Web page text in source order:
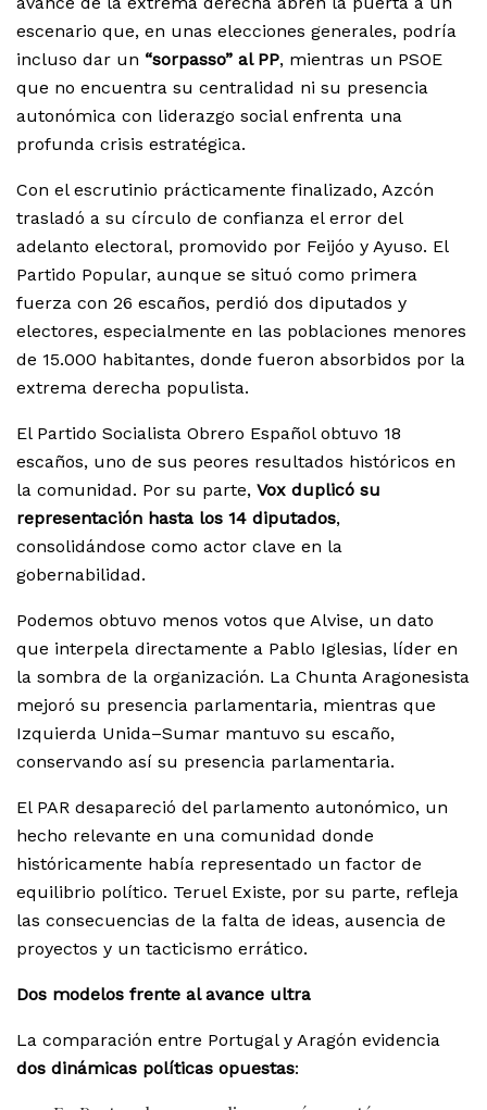
escenario que, en unas elecciones generales, podría
incluso dar un “sorpasso” al PP, mientras un PSOE
que no encuentra su centralidad ni su presencia
autonómica con liderazgo social enfrenta una
profunda crisis estratégica.
Con el escrutinio prácticamente finalizado, Azcón
trasladó a su círculo de confianza el error del
adelanto electoral, promovido por Feijóo y Ayuso. El
Partido Popular, aunque se situó como primera
fuerza con 26 escaños, perdió dos diputados y
electores, especialmente en las poblaciones menores
de 15.000 habitantes, donde fueron absorbidos por la
extrema derecha populista.
El Partido Socialista Obrero Español obtuvo 18
escaños, uno de sus peores resultados históricos en
la comunidad. Por su parte, Vox duplicó su
representación hasta los 14 diputados,
consolidándose como actor clave en la
gobernabilidad.
Podemos obtuvo menos votos que Alvise, un dato
que interpela directamente a Pablo Iglesias, líder en
la sombra de la organización. La Chunta Aragonesista
mejoró su presencia parlamentaria, mientras que
Izquierda Unida–Sumar mantuvo su escaño,
conservando así su presencia parlamentaria.
El PAR desapareció del parlamento autonómico, un
hecho relevante en una comunidad donde
históricamente había representado un factor de
equilibrio político. Teruel Existe, por su parte, refleja
las consecuencias de la falta de ideas, ausencia de
proyectos y un tacticismo errático.
Dos modelos frente al avance ultra
La comparación entre Portugal y Aragón evidencia
dos dinámicas políticas opuestas: